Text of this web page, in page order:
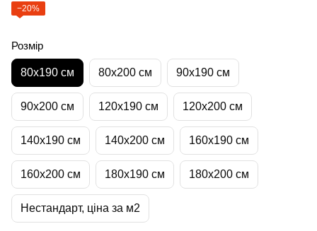
−20%
Розмір
80х190 см 80х200 см 90х190 см
90х200 см 120х190 см 120х200 см
140х190 см 140х200 см 160х190 см
160х200 см 180х190 см 180х200 см
Нестандарт, ціна за м2